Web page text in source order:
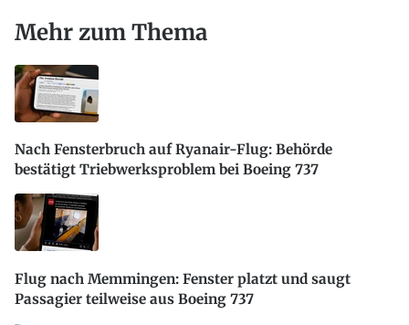
Mehr zum Thema
Nach Fensterbruch auf Ryanair-Flug: Behörde
bestätigt Triebwerksproblem bei Boeing 737
Flug nach Memmingen: Fenster platzt und saugt
Passagier teilweise aus Boeing 737